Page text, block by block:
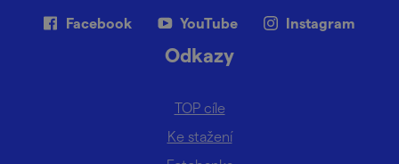
Facebook YouTube Instagram
Odkazy
TOP cíle
Ke stažení